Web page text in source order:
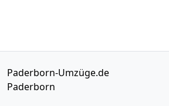
Paderborn-Umzüge.de
Paderborn